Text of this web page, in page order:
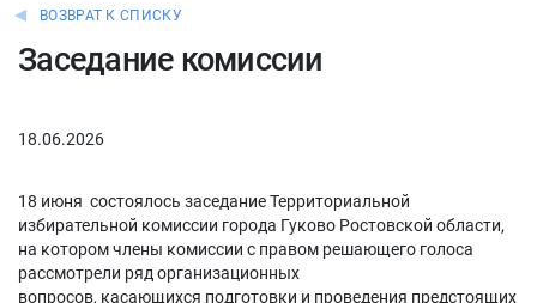
ВОЗВРАТ К СПИСКУ
Заседание комиссии
18.06.2026
18 июня состоялось заседание Территориальной
избирательной комиссии города Гуково Ростовской области,
на котором члены комиссии с правом решающего голоса
рассмотрели ряд организационных
вопросов, касающихся подготовки и проведения предстоящих